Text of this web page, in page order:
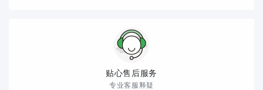
贴心售后服务
专业客服释疑